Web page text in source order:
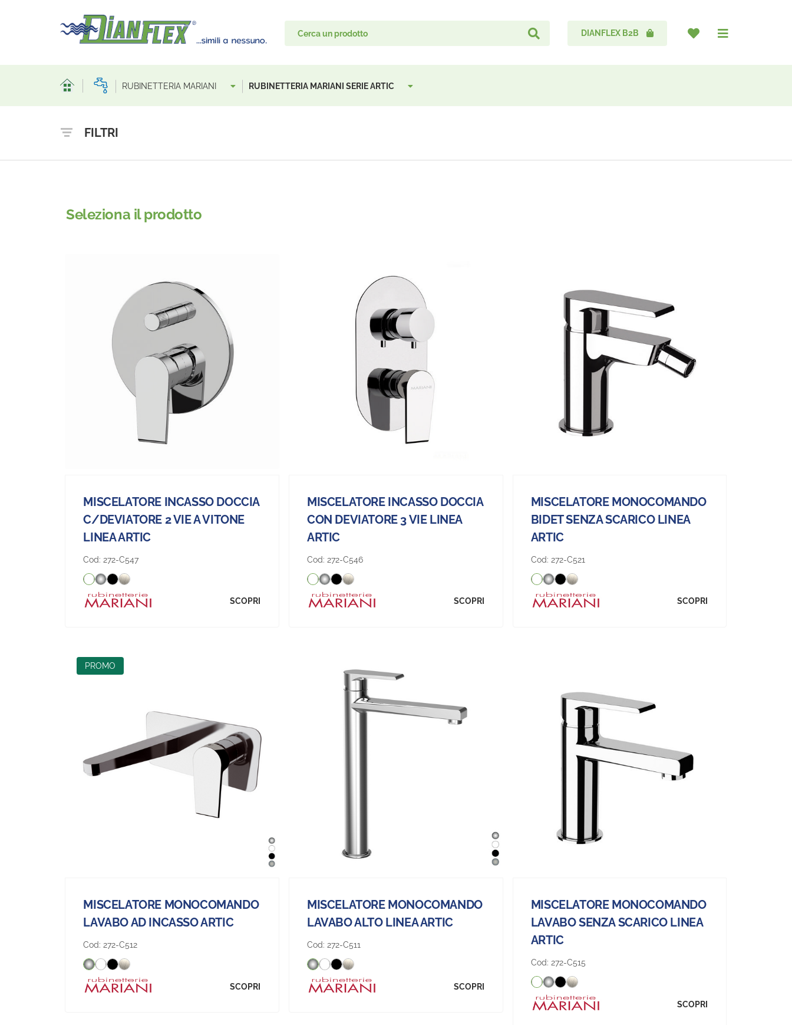
DIANFLEX B2B
RUBINETTERIA MARIANI RUBINETTERIA MARIANI SERIE ARTIC
FILTRI
Seleziona il prodotto
MISCELATORE INCASSO DOCCIA
C/DEVIATORE 2 VIE A VITONE
LINEA ARTIC
Cod: 272-C547
SCOPRI
MISCELATORE INCASSO DOCCIA
CON DEVIATORE 3 VIE LINEA
ARTIC
Cod: 272-C546
SCOPRI
MISCELATORE MONOCOMANDO
BIDET SENZA SCARICO LINEA
ARTIC
Cod: 272-C521
SCOPRI
PROMO
MISCELATORE MONOCOMANDO
LAVABO AD INCASSO ARTIC
Cod: 272-C512
SCOPRI
MISCELATORE MONOCOMANDO
LAVABO ALTO LINEA ARTIC
Cod: 272-C511
SCOPRI
MISCELATORE MONOCOMANDO
LAVABO SENZA SCARICO LINEA
ARTIC
Cod: 272-C515
SCOPRI